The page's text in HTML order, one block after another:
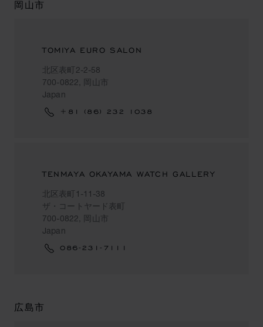
岡山市
TOMIYA EURO SALON
北区表町2-2-58
700-0822, 岡山市
Japan
+81 (86) 232 1038
TENMAYA OKAYAMA WATCH GALLERY
北区表町1-11-38
ザ・コートヤード表町
700-0822, 岡山市
Japan
086-231-7111
広島市